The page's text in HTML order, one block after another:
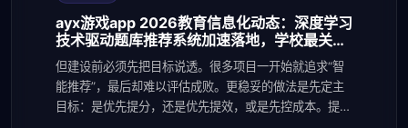
ayx游戏app 2026教育信息化动态：深度学习
技术驱动题库推荐系统加速落地，学校最关注
哪些效果
但建设前必须先把目标说透。很多项目一开始就追求“智
能推荐”，最后却难以评估成败。更稳妥的做法是先定主
目标：是优先提分，还是优先提效，或是先控成本。提分